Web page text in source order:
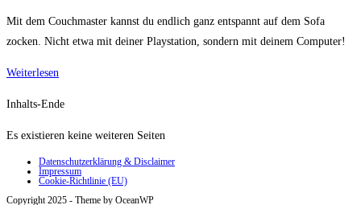
einzuklappen
Mit dem Couchmaster kannst du endlich ganz entspannt auf dem Sofa
zocken. Nicht etwa mit deiner Playstation, sondern mit deinem Computer!
Weiterlesen
Inhalts-Ende
Es existieren keine weiteren Seiten
Datenschutzerklärung & Disclaimer
Impressum
Cookie-Richtlinie (EU)
Copyright 2025 - Theme by OceanWP